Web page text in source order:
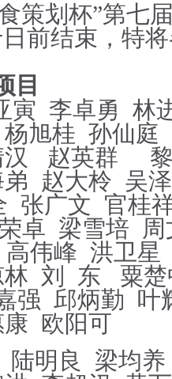
策划杯”第七
前结束，特
目
寅 李卓勇 林
杨旭桂 孙仙庭
赵英群
赵大柃 吴
张广文 官桂
卓 梁雪培
高伟峰 洪卫星
刘 东
粟
强 邱炳勤 叶
欧阳可
陆明良
梁均养